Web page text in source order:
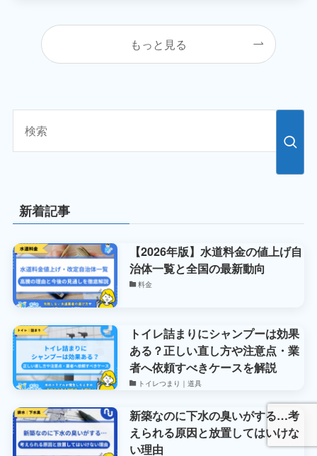
もっと見る
新着記事
【2026年版】水道料金の値上げ自
治体一覧と全国の最新動向
料金
トイレ詰まりにシャンプーは効果
ある？正しい直し方や注意点・業
者へ依頼すべきケースを解説
トイレつまり｜道具
新築なのに下水の臭いがする…考
えられる原因と放置してはいけな
い理由